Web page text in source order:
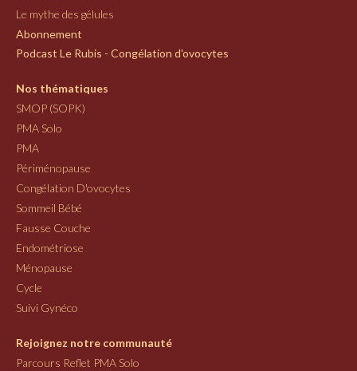
Le mythe des gélules
Abonnement
Podcast Le Rubis - Congélation d'ovocytes
Nos thématiques
SMOP (SOPK)
PMA Solo
PMA
Périménopause
Congélation D'ovocytes
Sommeil Bébé
Fausse Couche
Endométriose
Ménopause
Cycle
Suivi Gynéco
Rejoignez notre communauté
Parcours Reflet PMA Solo